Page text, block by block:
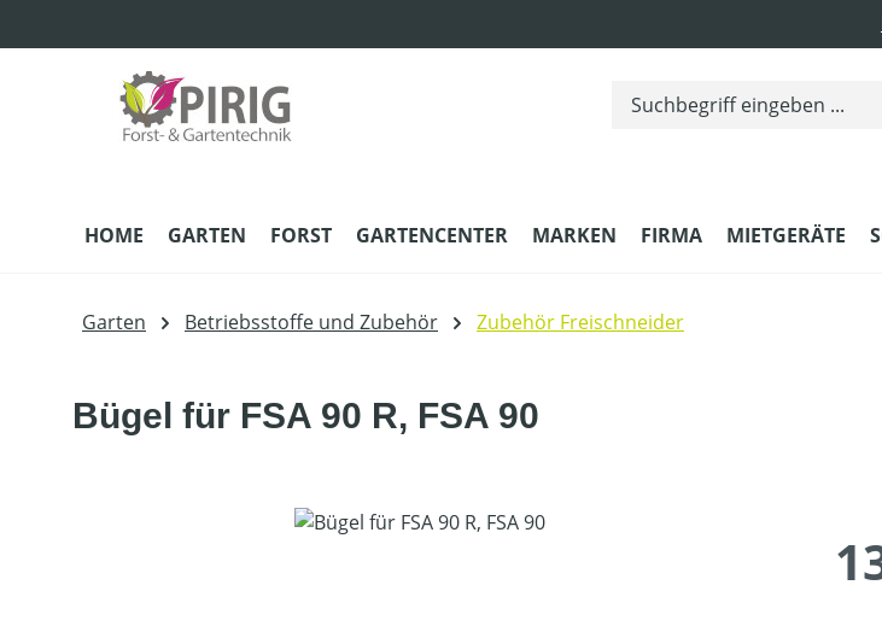
HOME GARTEN FORST GARTENCENTER MARKEN FIRMA MIETGERÄTE
Garten Betriebsstoffe und Zubehör Zubehör Freischneider
Bügel für FSA 90 R, FSA 90
Bildergalerie überspringen